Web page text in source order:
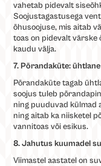
vahetab pidevalt
Soojustagastusega
õhusoojuse, mis aitab
toas on pidevalt värske
kaudu välja.
7. Põrandaküte:
Põrandaküte tagab
soojus tuleb
ning puuduvad külmad
ning aitab ka niisketel
vannitoas või esikus.
8.Jahutus kuumadel
Viimastel aastatel on